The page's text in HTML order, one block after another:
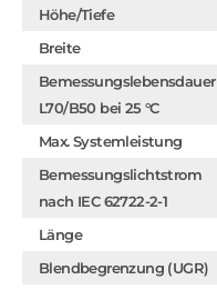
Höhe/Tiefe
Breite
Bemessungslebensdauer
L70/B50 bei 25 °C
Max. Systemleistung
Bemessungslichtstrom
nach IEC 62722-2-1
Länge
Blendbegrenzung (UGR)